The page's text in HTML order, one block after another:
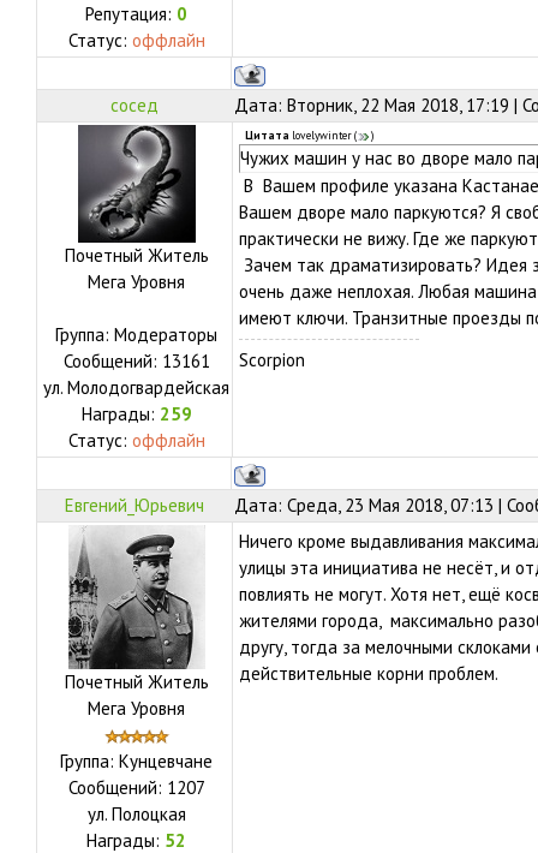
Репутация: 0
Статус: оффлайн
сосед Дата: Вторник, 22 Мая 2018, 17:19 |
Почетный Житель
Мега Уровня
Группа: Модераторы
Сообщений: 13161
ул. Молодогвардейская
Награды: 259
Статус: оффлайн
Цитата lovelywinter( )
Чужих машин у нас во дворе мало
В Вашем профиле указана
Вашем дворе мало паркуются? Я
практически не вижу. Где же
Зачем так драматизировать? Идея
очень даже неплохая. Любая
имеют ключи. Транзитные проезды
Scorpion
Евгений_Юрьевич Дата: Среда, 23 Мая 2018, 07:13 |
Почетный Житель
Мега Уровня
Группа: Кунцевчане
Сообщений: 1207
ул. Полоцкая
Награды: 52
Ничего кроме выдавливания
улицы эта инициатива не несёт, и
повлиять не могут. Хотя нет, ещё
жителями города, максимально
другу, тогда за мелочными
действительные корни проблем.